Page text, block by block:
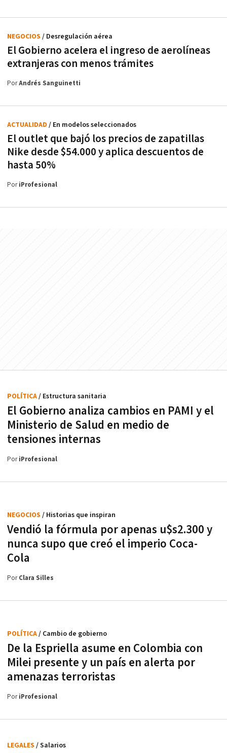
El Gobierno acelera el ingreso de aerolíneas
extranjeras con menos trámites
NEGOCIOS / Desregulación aérea
PorAndrés Sanguinetti
El outlet que bajó los precios de zapatillas
Nike desde $54.000 y aplica descuentos de
hasta 50%
ACTUALIDAD / En modelos seleccionados
PoriProfesional
El Gobierno analiza cambios en PAMI y el
Ministerio de Salud en medio de
tensiones internas
POLÍTICA/ Estructura sanitaria
PoriProfesional
Vendió la fórmula por apenas u$s2.300 y
nunca supo que creó el imperio Coca-
Cola
NEGOCIOS / Historias que inspiran
PorClara Silles
De la Espriella asume en Colombia con
Milei presente y un país en alerta por
amenazas terroristas
POLÍTICA/ Cambio de gobierno
PoriProfesional
LEGALES / Salarios